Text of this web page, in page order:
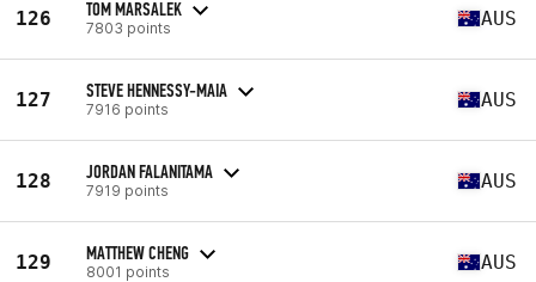
126 TOM MARSALEK
7803 points AUS
127 STEVE HENNESSY-MAIA
7916 points AUS
128 JORDAN FALANITAMA
7919 points AUS
129 MATTHEW CHENG
8001 points AUS